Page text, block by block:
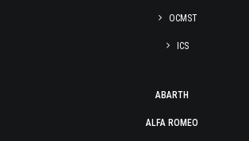
OCMST
ICS
ABARTH
ALFA ROMEO